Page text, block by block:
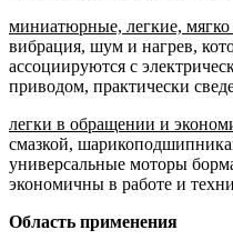
миниатюрные, легкие,
вибрация, шум и нагрев,
ассоциируются с
приводом, практически
легки в обращении и
смазкой,
универсальные моторы
экономичны в работе и
Область применения